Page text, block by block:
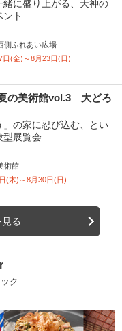
緒に盛り上がる、天神の
ント
側ふれあい広場
日(金)～8月23日(日)
の美術館vol.3 大どろ
」の家に忍び込む、とい
型展覧会
術館
(木)～8月30日(日)
る
ク